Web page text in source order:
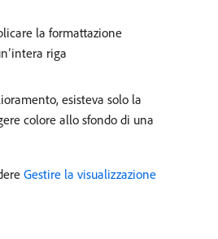
la formattazione
riga
esisteva solo la
colore allo sfondo di una
Gestire la visualizzazione